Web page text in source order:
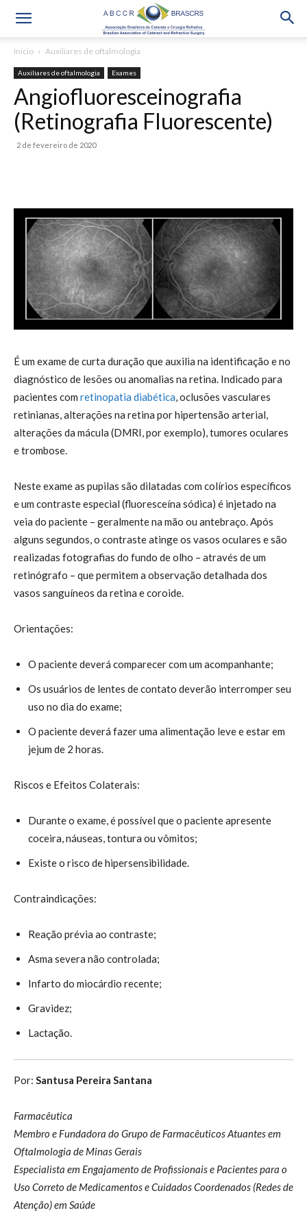
Início Auxiliares de oftalmologia
Auxiliares de oftalmologia Exames
Angiofluoresceinografia
(Retinografia Fluorescente)
2 de fevereiro de 2020
É um exame de curta duração que auxilia na identificação e no
diagnóstico de lesões ou anomalias na retina. Indicado para
pacientes com retinopatia diabética, oclusões vasculares
retinianas, alterações na retina por hipertensão arterial,
alterações da mácula (DMRI, por exemplo), tumores oculares
e trombose.
Neste exame as pupilas são dilatadas com colírios específicos
e um contraste especial (fluoresceína sódica) é injetado na
veia do paciente – geralmente na mão ou antebraço. Após
alguns segundos, o contraste atinge os vasos oculares e são
realizadas fotografias do fundo de olho – através de um
retinógrafo – que permitem a observação detalhada dos
vasos sanguíneos da retina e coroide.
Orientações:
O paciente deverá comparecer com um acompanhante;
Os usuários de lentes de contato deverão interromper seu
uso no dia do exame;
O paciente deverá fazer uma alimentação leve e estar em
jejum de 2 horas.
Riscos e Efeitos Colaterais:
Durante o exame, é possível que o paciente apresente
coceira, náuseas, tontura ou vômitos;
Existe o risco de hipersensibilidade.
Contraindicações:
Reação prévia ao contraste;
Asma severa não controlada;
Infarto do miocárdio recente;
Gravidez;
Lactação.
Por: Santusa Pereira Santana
Farmacêutica
Membro e Fundadora do Grupo de Farmacêuticos Atuantes em
Oftalmologia de Minas Gerais
Especialista em Engajamento de Profissionais e Pacientes para o
Uso Correto de Medicamentos e Cuidados Coordenados (Redes de
Atenção) em Saúde